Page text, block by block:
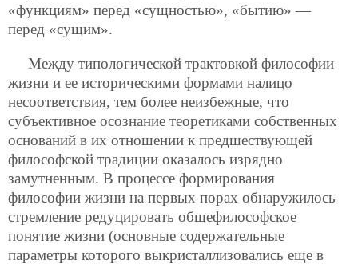
«функциям» перед «сущностью», «бытию» —
перед «сущим».
Между типологической трактовкой философии
жизни и ее историческими формами налицо
несоответствия, тем более неизбежные, что
субъективное осознание теоретиками собственных
оснований в их отношении к предшествующей
философской традиции оказалось изрядно
замутненным. В процессе формирования
философии жизни на первых порах обнаружилось
стремление редуцировать общефилософское
понятие жизни (основные содержательные
параметры которого выкристаллизовались еще в